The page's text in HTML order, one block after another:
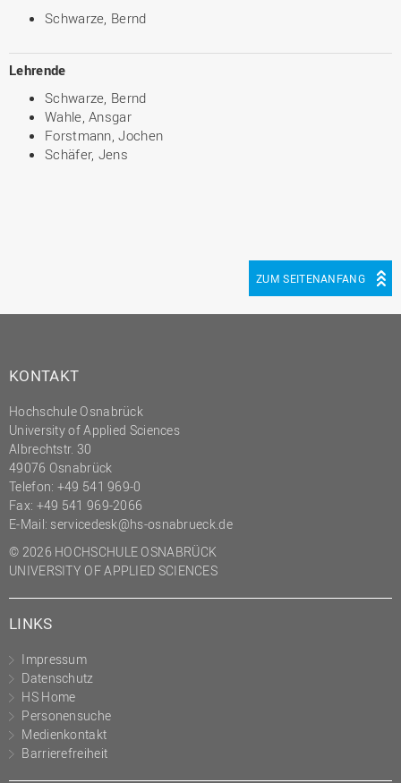
Schwarze, Bernd
Lehrende
Schwarze, Bernd
Wahle, Ansgar
Forstmann, Jochen
Schäfer, Jens
ZUM SEITENANFANG
KONTAKT
Hochschule Osnabrück
University of Applied Sciences
Albrechtstr. 30
49076 Osnabrück
Telefon: +49 541 969-0
Fax: +49 541 969-2066
E-Mail: servicedesk@hs-osnabrueck.de
© 2026 HOCHSCHULE OSNABRÜCK
UNIVERSITY OF APPLIED SCIENCES
LINKS
Impressum
Datenschutz
HS Home
Personensuche
Medienkontakt
Barrierefreiheit